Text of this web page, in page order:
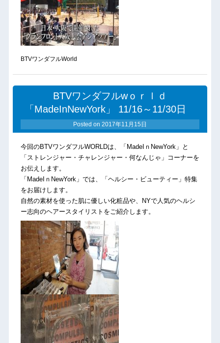
BTVワンダフルWorld
BTVワンダフルwｏｒｌｄ
「MadeInNewYork」 11/16～11/30日
Posted on 2017年11月15日
今回のBTVワンダフルWORLDは、「MadeIｎNewYork」と
「ストレンジャー・チャレンジャー・何なんじゃ」コーナーを
お伝えします。
「MadeIｎNewYork」では、「ヘルシー・ビューティー」特集
をお届けします。
自然の素材を使った肌に優しい化粧品や、NYで人気のヘルシ
ー志向のヘアースタイリストをご紹介します。